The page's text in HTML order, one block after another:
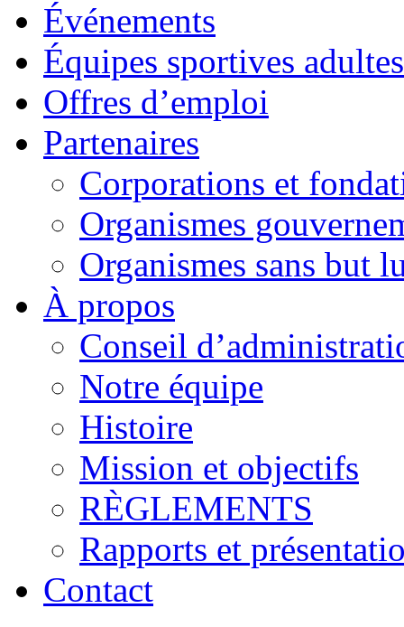
Événements
Équipes sportives adultes
Offres d’emploi
Partenaires
Corporations et
Organismes
Organismes sans but
À propos
Conseil
Notre équipe
Histoire
Mission et objectifs
RÈGLEMENTS
Rapports et
Contact